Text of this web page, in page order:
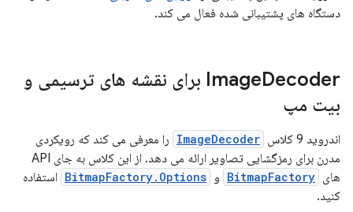
دستگاه های پشتیبانی شده فعال می کند.
Image Decoder برای نقشه های ترسیمی و
بیت مپ
اندروید 9 کلاس ImageDecoder را معرفی می کند که رویکردی
مدرن برای رمزگشایی تصاویر ارائه می دهد. از این کلاس به جای API
های BitmapFactory و BitmapFactory.Options استفاده
کنید.